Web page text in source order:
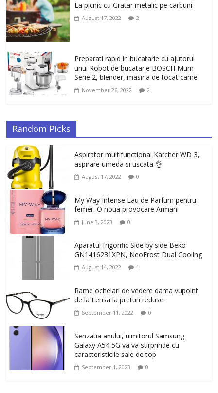
La picnic cu Gratar metalic pe carbuni
August 17, 2022 2
Preparati rapid in bucatarie cu ajutorul
unui Robot de bucatarie BOSCH Mum
Serie 2, blender, masina de tocat carne
November 26, 2022 2
Random Picks
Aspirator multifunctional Karcher WD 3,
aspirare umeda si uscata 👌
August 17, 2022 0
My Way Intense Eau de Parfum pentru
femei- O noua provocare Armani
June 3, 2023 0
Aparatul frigorific Side by side Beko
GN1416231XPN, NeoFrost Dual Cooling
August 14, 2022 1
Rame ochelari de vedere dama vupoint
de la Lensa la preturi reduse.
September 11, 2022 0
Senzatia anului, uimitorul Samsung
Galaxy A54 5G va va surprinde cu
caracteristicile sale de top
September 1, 2023 0